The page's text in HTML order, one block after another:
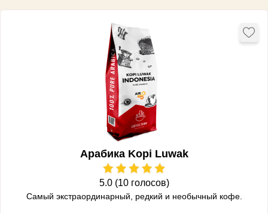
Арабика Kopi Luwak
5.0 (10 голосов)
Cамый экстраординарный, редкий и необычный кофе.